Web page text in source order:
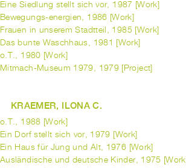
Eine Siedlung stellt sich vor, 1987 [Work]
Bewegungs-energien, 1986 [Work]
Frauen in unserem Stadtteil, 1985 [Work]
Das bunte Waschhaus, 1981 [Work]
o.T., 1980 [Work]
Mitmach-Museum 1979, 1979 [Project]
KRAEMER, ILONA C.
o.T., 1988 [Work]
Ein Dorf stellt sich vor, 1979 [Work]
Ein Haus für Jung und Alt, 1976 [Work]
Ausländische und deutsche Kinder, 1975 [Work]